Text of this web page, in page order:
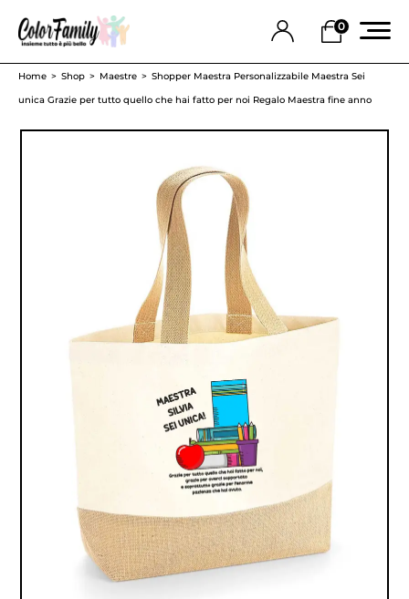
0
Home Shop Maestre
Shopper Maestra Personalizzabile Maestra Sei
unica Grazie per tutto quello che hai fatto per noi Regalo Maestra fine anno